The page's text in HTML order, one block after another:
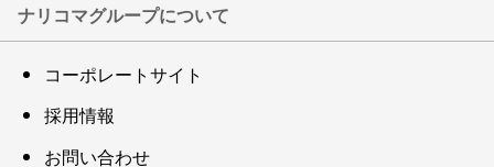
ナリコマグループについて
コーポレートサイト
採用情報
お問い合わせ